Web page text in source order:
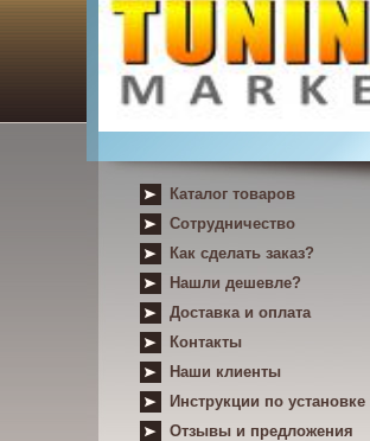
Каталог товаров
Сотрудничество
Как сделать заказ?
Нашли дешевле?
Доставка и оплата
Контакты
Наши клиенты
Инструкции по установке
Отзывы и предложения